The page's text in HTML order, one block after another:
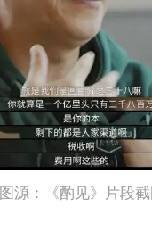
图源：《酌见》片段截